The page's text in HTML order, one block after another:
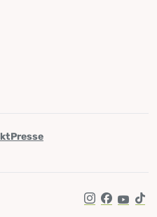
Presse
Instagram
Facebook